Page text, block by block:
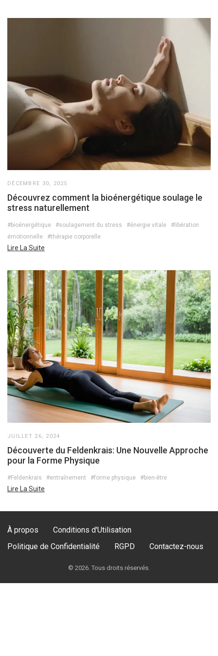
DÉCEMBRE 30, 2025
Découvrez comment la bioénergétique soulage le
stress naturellement
#bioénergétique #soulagement du stress #énergie vitale
#libération
émotionnelle
#thérapie corporelle
Lire La Suite
JUILLET 26, 2024
Découverte du Feldenkrais: Une Nouvelle Approche
pour la Forme Physique
#Feldenkrais #entraînement #forme physique #bien-être
Lire La Suite
À propos
Conditions d'Utilisation
Politique de Confidentialité
RGPD Contactez-nous
© 2026. Tous droits réservés.